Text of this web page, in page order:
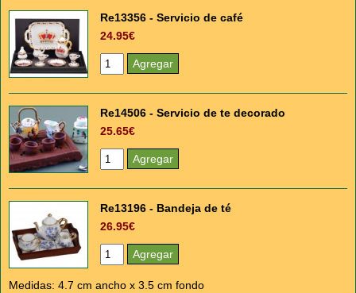
Re13356 - Servicio de café
24.95€
Re14506 - Servicio de te decorado
25.65€
Re13196 - Bandeja de té
26.95€
Medidas: 4.7 cm ancho x 3.5 cm fondo